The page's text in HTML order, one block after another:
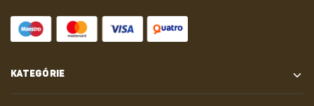
KATEGÓRIE